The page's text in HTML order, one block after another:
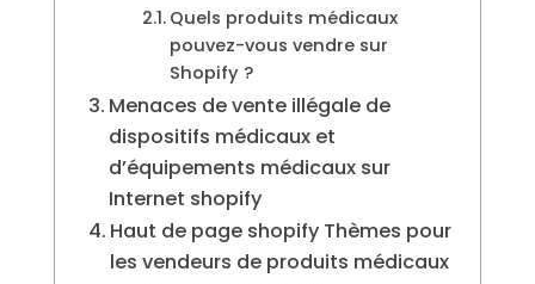
Quels produits médicaux
pouvez-vous vendre sur
Shopify ?
Menaces de vente illégale de
dispositifs médicaux et
d’équipements médicaux sur
Internet shopify
Haut de page shopify Thèmes pour
les vendeurs de produits médicaux